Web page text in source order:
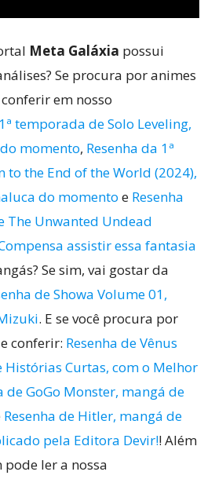
Meta Galáxia possui
Se procura por animes
em nosso
temporada de Solo Leveling,
momento, Resenha da 1ª
the End of the World (2024),
do momento e Resenha
The Unwanted Undead
assistir essa fantasia
Se sim, vai gostar da
de Showa Volume 01,
. E se você procura por
conferir: Resenha de Vênus
Histórias Curtas, com o Melhor
de GoGo Monster, mangá de
Resenha de Hitler, mangá de
pela Editora Devir!! Além
ler a nossa